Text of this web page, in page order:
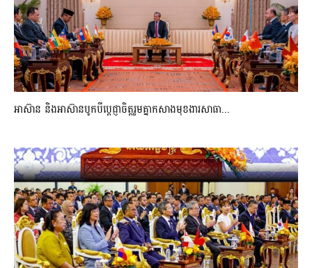
អាស៊ាន និងអាស៊ានបូកបីប្តេជ្ញាចិត្តរួមគ្នាកសាងមុខងារសាធា...